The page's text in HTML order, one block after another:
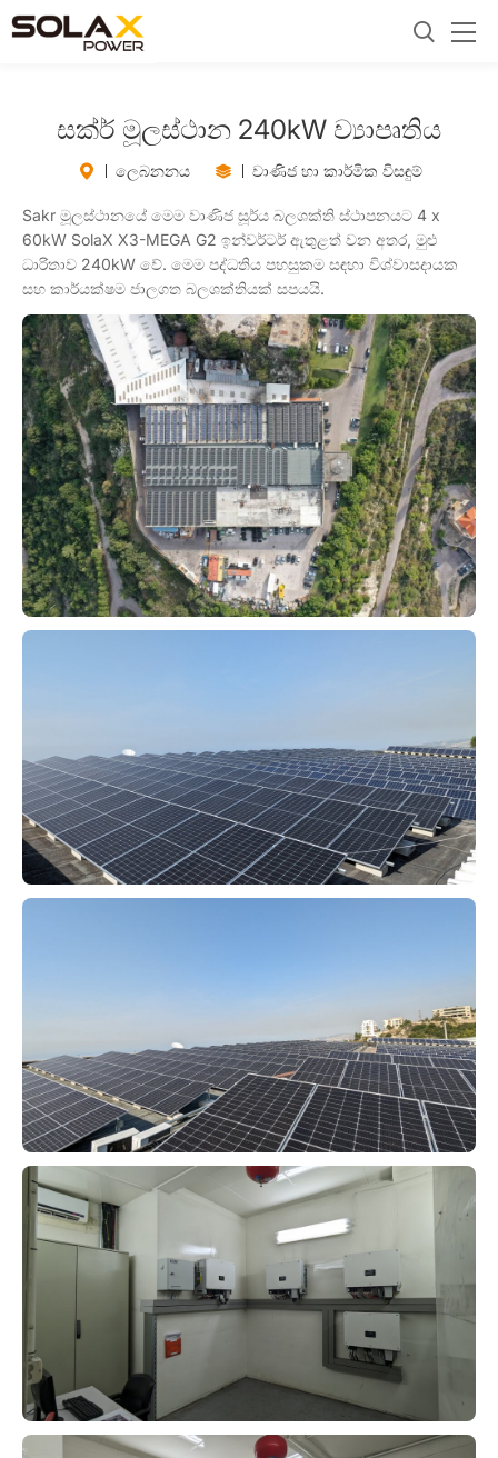
සක්ර් මූලස්ථාන 240kW ව්‍යාපෘතිය
ලෙබනනය වාණිජ හා කාර්මික විසඳුම්
Sakr මූලස්ථානයේ මෙම වාණිජ සූර්ය බලශක්ති ස්ථාපනයට 4 x
60kW SolaX X3-MEGA G2 ඉන්වර්ටර් ඇතුළත් වන අතර, මුළු
ධාරිතාව 240kW වේ. මෙම පද්ධතිය පහසුකම සඳහා විශ්වාසදායක
සහ කාර්යක්ෂම ජාලගත බලශක්තියක් සපයයි.